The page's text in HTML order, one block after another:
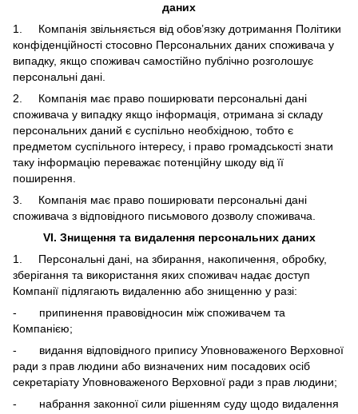
даних
1. Компанія звільняється від обов’язку дотримання Політики
конфіденційності стосовно Персональних даних споживача у
випадку, якщо споживач самостійно публічно розголошує
персональні дані.
2. Компанія має право поширювати персональні дані
споживача у випадку якщо інформація, отримана зі складу
персональних даний є суспільно необхідною, тобто є
предметом суспільного інтересу, і право громадськості знати
таку інформацію переважає потенційну шкоду від її
поширення.
3. Компанія має право поширювати персональні дані
споживача з відповідного письмового дозволу споживача.
VI. Знищення та видалення персональних даних
1. Персональні дані, на збирання, накопичення, обробку,
зберігання та використання яких споживач надає доступ
Компанії підлягають видаленню або знищенню у разі:
- припинення правовідносин між споживачем та
Компанією;
- видання відповідного припису Уповноваженого Верховної
ради з прав людини або визначених ним посадових осіб
секретаріату Уповноваженого Верховної ради з прав людини;
- набрання законної сили рішенням суду щодо видалення